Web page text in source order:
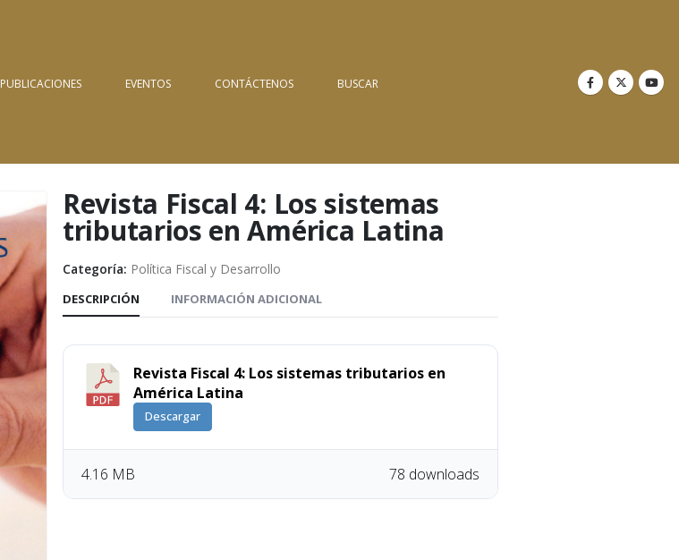
PUBLICACIONES EVENTOS CONTÁCTENOS BUSCAR
Revista Fiscal 4: Los sistemas
tributarios en América Latina
Categoría: Política Fiscal y Desarrollo
DESCRIPCIÓN INFORMACIÓN ADICIONAL
Revista Fiscal 4: Los sistemas tributarios en
América Latina
Descargar
78 downloads
4.16 MB